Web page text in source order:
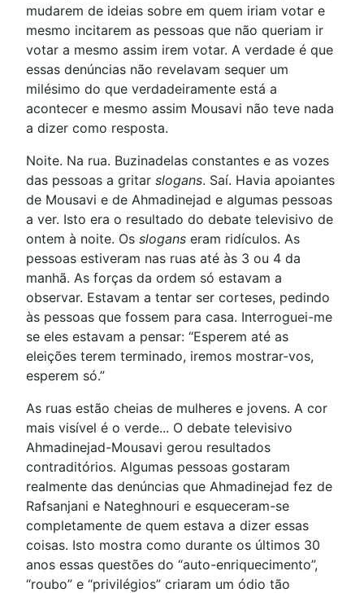
mudarem de ideias sobre em quem iriam votar e
mesmo incitarem as pessoas que não queriam ir
votar a mesmo assim irem votar. A verdade é que
essas denúncias não revelavam sequer um
milésimo do que verdadeiramente está a
acontecer e mesmo assim Mousavi não teve nada
a dizer como resposta.
Noite. Na rua. Buzinadelas constantes e as vozes
das pessoas a gritar slogans. Saí. Havia apoiantes
de Mousavi e de Ahmadinejad e algumas pessoas
a ver. Isto era o resultado do debate televisivo de
ontem à noite. Os slogans eram ridículos. As
pessoas estiveram nas ruas até às 3 ou 4 da
manhã. As forças da ordem só estavam a
observar. Estavam a tentar ser corteses, pedindo
às pessoas que fossem para casa. Interroguei-me
se eles estavam a pensar: “Esperem até as
eleições terem terminado, iremos mostrar-vos,
esperem só.”
As ruas estão cheias de mulheres e jovens. A cor
mais visível é o verde... O debate televisivo
Ahmadinejad-Mousavi gerou resultados
contraditórios. Algumas pessoas gostaram
realmente das denúncias que Ahmadinejad fez de
Rafsanjani e Nateghnouri e esqueceram-se
completamente de quem estava a dizer essas
coisas. Isto mostra como durante os últimos 30
anos essas questões do “auto-enriquecimento”,
“roubo” e “privilégios” criaram um ódio tão